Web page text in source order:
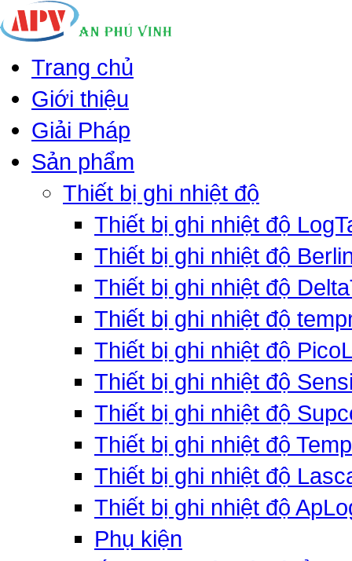
Trang chủ
Giới thiệu
Giải Pháp
Sản phẩm
Thiết bị ghi nhiệt độ
Thiết bị ghi nhiệt độ
Thiết bị ghi nhiệt độ
Thiết bị ghi nhiệt độ
Thiết bị ghi nhiệt độ
Thiết bị ghi nhiệt độ
Thiết bị ghi nhiệt độ
Thiết bị ghi nhiệt độ
Thiết bị ghi nhiệt độ
Thiết bị ghi nhiệt độ
Thiết bị ghi nhiệt độ
Phụ kiện